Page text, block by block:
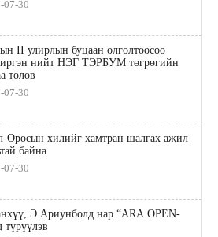
07-30
II улирлын буцаан олголтоосоо
иргэн нийт НЭГ ТЭРБУМ төгрөгийн
төлөв
07-30
Оросын хилийг хамтран шалгах ажил
байна
07-30
Э.Ариунболд нар “ARA OPEN-
түрүүлэв